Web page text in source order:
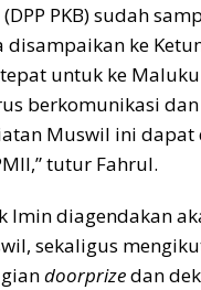
PKB) sudah
disampaikan ke
untuk ke
berkomunikasi
Muswil ini
tutur Fahrul.
Imin diagendakan
sekaligus
doorprizedan